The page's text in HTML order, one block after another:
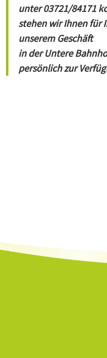
unter 03721/84171
stehen wir Ihnen für
unserem Geschäft
in der Untere
persönlich zur